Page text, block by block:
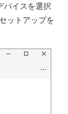
バイスを選択
ットアップを